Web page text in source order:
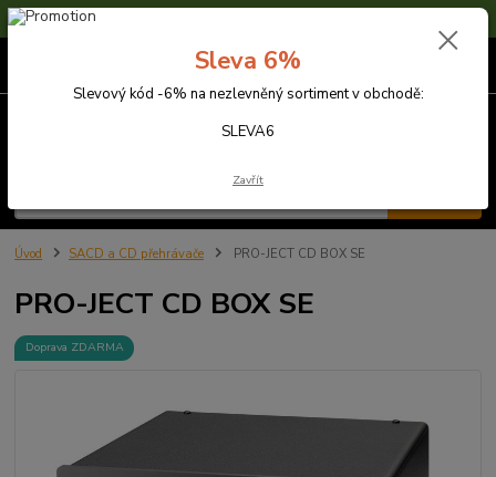
Sleva 6% na nezlevněné zboží s kódem SLEVA6
Úvod SACD a CD přehrávače PRO-JECT CD BOX SE
PRO-JECT CD BOX SE
Doprava ZDARMA
Sleva 6%
Slevový kód -6% na nezlevněný sortiment v obchodě:
SLEVA6
Zavřít